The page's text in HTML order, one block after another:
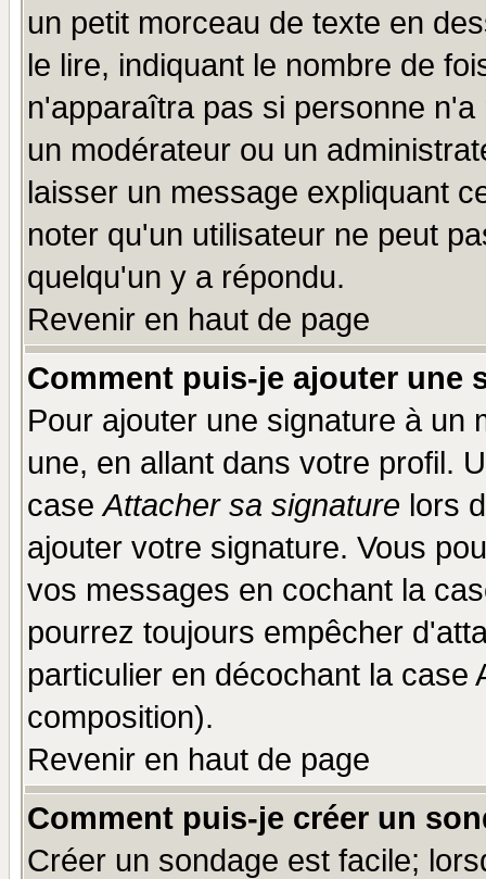
un petit morceau de texte en
le lire, indiquant le nombre de
n'apparaîtra pas si personne
un modérateur ou un
laisser un message expliquant
noter qu'un utilisateur ne peut
quelqu'un y a répondu.
Revenir en haut de page
Comment puis-je ajouter une
Pour ajouter une signature à un
une, en allant dans votre profil.
caseAttacher sa signature lors
ajouter votre signature. Vous
vos messages en cochant la
pourrez toujours empêcher
particulier en décochant la
composition).
Revenir en haut de page
Comment puis-je créer un
Créer un sondage est facile;